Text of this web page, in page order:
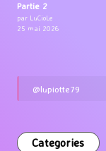
Partie 2
par LuCioLe
25 mai 2026
@lupiotte79
Categories